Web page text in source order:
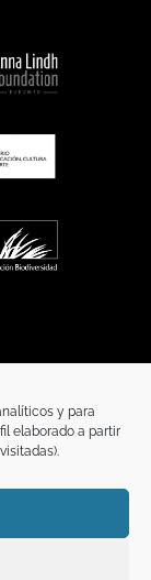
y para
elaborado a partir